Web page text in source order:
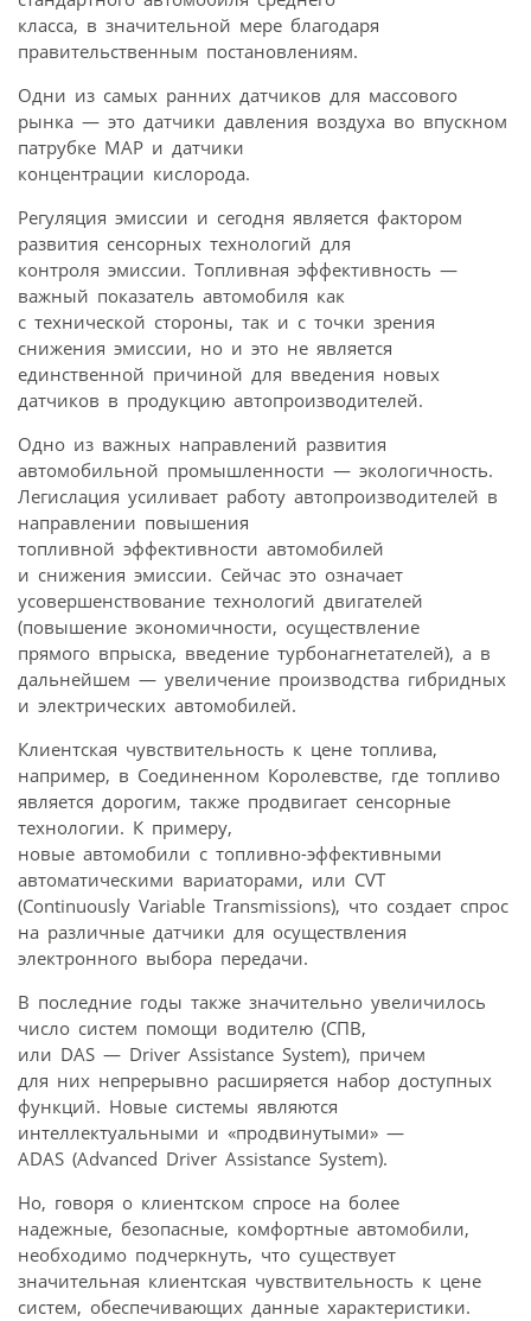
класса, в значительной мере благодаря
правительственным постановлениям.
Одни из самых ранних датчиков для массового
рынка — это датчики давления воздуха во впускном
патрубке MAP и датчики
концентрации кислорода.
Регуляция эмиссии и сегодня является фактором
развития сенсорных технологий для
контроля эмиссии. Топливная эффективность —
важный показатель автомобиля как
с технической стороны, так и с точки зрения
снижения эмиссии, но и это не является
единственной причиной для введения новых
датчиков в продукцию автопроизводителей.
Одно из важных направлений развития
автомобильной промышленности — экологичность.
Легислация усиливает работу автопроизводителей в
направлении повышения
топливной эффективности автомобилей
и снижения эмиссии. Сейчас это означает
усовершенствование технологий двигателей
(повышение экономичности, осуществление
прямого впрыска, введение турбонагнетателей), а в
дальнейшем — увеличение производства гибридных
и электрических автомобилей.
Клиентская чувствительность к цене топлива,
например, в Соединенном Королевстве, где топливо
является дорогим, также продвигает сенсорные
технологии. К примеру,
новые автомобили с топливно-эффективными
автоматическими вариаторами, или CVT
(Continuously Variable Transmissions), что создает спрос
на различные датчики для осуществления
электронного выбора передачи.
В последние годы также значительно увеличилось
число систем помощи водителю (СПВ,
или DAS — Driver Assistance System), причем
для них непрерывно расширяется набор доступных
функций. Новые системы являются
интеллектуальными и «продвинутыми» —
ADAS (Advanced Driver Assistance System).
Но, говоря о клиентском спросе на более
надежные, безопасные, комфортные автомобили,
необходимо подчеркнуть, что существует
значительная клиентская чувствительность к цене
систем, обеспечивающих данные характеристики.